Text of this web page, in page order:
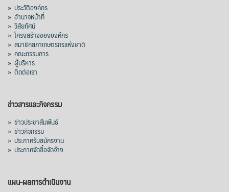
» ประวัติองค์กร
» อำนาจหน้าที่
» วิสัยทัศน์
» โครงสร้างขององค์กร
» สมาชิกสภาเกษตรกรแห่งชาติ
» คณะกรรมการ
» ผู้บริหาร
» ติดต่อเรา
ข่าวสารและกิจกรรม
» ข่าวประชาสัมพันธ์
» ข่าวกิจกรรม
» ประกาศรับสมัครงาน
» ประกาศจัดซื้อจัดจ้าง
แผน-ผลการดำเนินงาน